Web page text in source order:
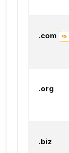
.com
.org
.biz